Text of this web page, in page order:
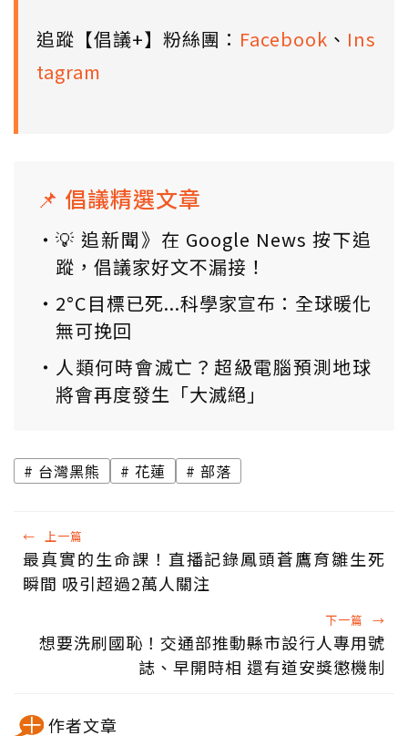
追蹤【倡議+】粉絲團： Facebook 、 Ins
tagram
📌 倡議精選文章
💡 追新聞》在 Google News 按下追
蹤，倡議家好文不漏接！
2°C目標已死...科學家宣布：全球暖化
無可挽回
人類何時會滅亡？超級電腦預測地球
將會再度發生「大滅絕」
台灣黑熊 花蓮 部落
← 上一篇
最真實的生命課！直播記錄鳳頭蒼鷹育雛生死
瞬間 吸引超過2萬人關注
下一篇 →
想要洗刷國恥！交通部推動縣市設行人專用號
誌、早開時相 還有道安獎懲機制
作者文章